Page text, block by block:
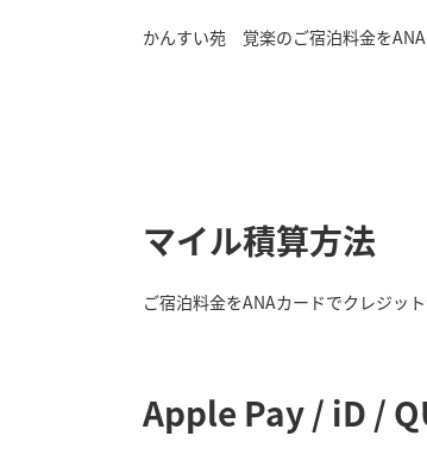
かんすい苑 覚楽のご宿泊料金を
マイル積算方法
ご宿泊料金をANAカードでクレジッ
Apple Pay / iD /